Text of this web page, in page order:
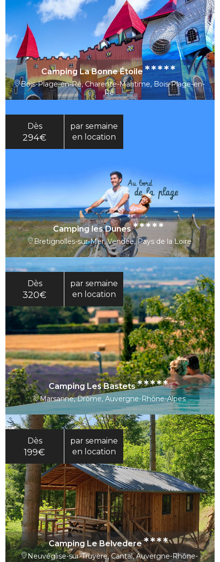
Camping La Bonne Étoile*****
Bois-Plage-en-Ré, Charente-Maritime, Bois-Plage-en-
Ré
Dès
294€
par semaine
en location
Camping les Dunes*****
Bretignolles-sur-Mer, Vendée, Pays de la Loire
Dès
320€
par semaine
en location
Camping Les Bastets*****
Marsanne, Drôme, Auvergne-Rhône-Alpes
Dès
199€
par semaine
en location
Camping Le Belvedere****
Neuvéglise-sur-Truyère, Cantal, Auvergne-Rhône-